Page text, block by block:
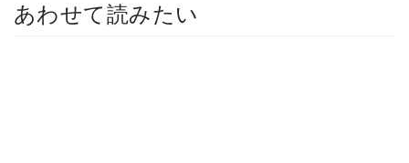
あわせて読みたい